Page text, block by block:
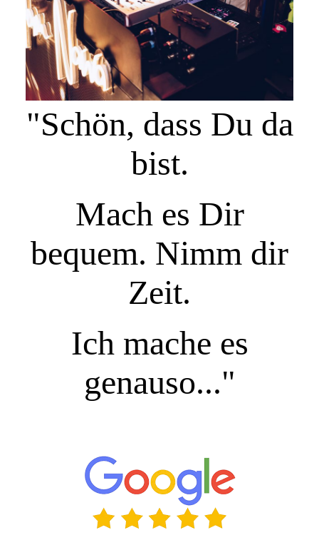
"Schön, dass Du da
bist.
Mach es Dir
bequem. Nimm dir
Zeit.
Ich mache es
genauso..."